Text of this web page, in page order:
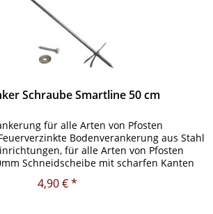
Schraube Smartline 50 cm
für alle Arten von Pfosten
Bodenverankerung aus Stahl
für alle Arten von Pfosten
Schneidscheibe mit scharfen Kanten
(Durchmesser 100 mm)...
4,90 € *